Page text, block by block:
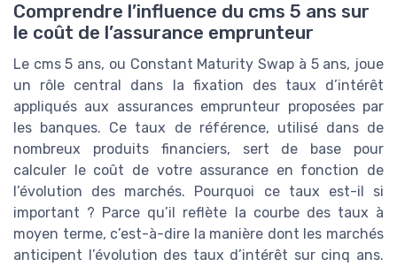
Comprendre l’influence du cms 5 ans sur
le coût de l’assurance emprunteur
Le cms 5 ans, ou Constant Maturity Swap à 5 ans, joue
un rôle central dans la fixation des taux d’intérêt
appliqués aux assurances emprunteur proposées par
les banques. Ce taux de référence, utilisé dans de
nombreux produits financiers, sert de base pour
calculer le coût de votre assurance en fonction de
l’évolution des marchés. Pourquoi ce taux est-il si
important ? Parce qu’il reflète la courbe des taux à
moyen terme, c’est-à-dire la manière dont les marchés
anticipent l’évolution des taux d’intérêt sur cinq ans.